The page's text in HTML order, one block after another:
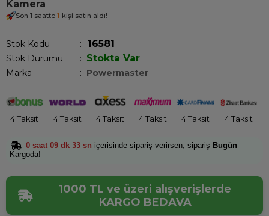
Kamera
Son 1 saatte 1 kişi satın aldı!
Stok Kodu 16581
Stok Durumu : Stokta Var
Marka : Powermaster
4 Taksit 4 Taksit 4 Taksit 4 Taksit 4 Taksit 4 Taksit
0 saat 09 dk 33 sn içerisinde sipariş verirsen, sipariş Bugün
Kargoda!
1000 TL ve üzeri alışverişlerde
KARGO BEDAVA